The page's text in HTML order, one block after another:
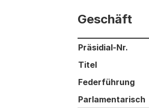
Geschäft
Informationen
Präsidial-Nr.
Titel
Federführung
Parlamentarisch